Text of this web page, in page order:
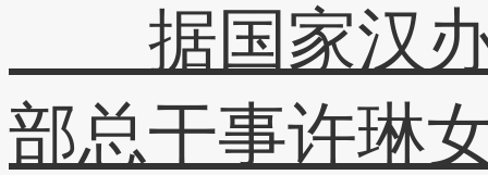
据国家汉办
部总干事许琳